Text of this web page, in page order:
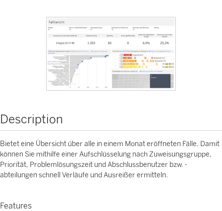
Description
Bietet eine Übersicht über alle in einem Monat eröffneten Fälle. Damit
können Sie mithilfe einer Aufschlüsselung nach Zuweisungsgruppe,
Priorität, Problemlösungszeit und Abschlussbenutzer bzw. -
abteilungen schnell Verläufe und Ausreißer ermitteln.
Features